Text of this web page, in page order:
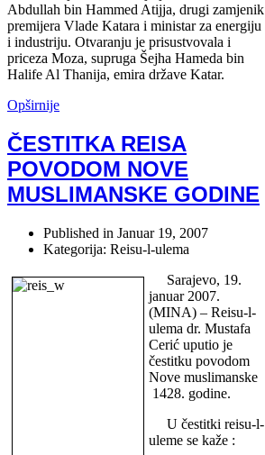
Abdullah bin Hammed Atijja, drugi zamjenik
premijera Vlade Katara i ministar za energiju
i industriju. Otvaranju je prisustvovala i
priceza Moza, supruga Šejha Hameda bin
Halife Al Thanija, emira države Katar.
Opširnije
ČESTITKA REISA
POVODOM NOVE
MUSLIMANSKE GODINE
Published in Januar 19, 2007
Kategorija: Reisu-l-ulema
Sarajevo, 19.
januar 2007.
(MINA) – Reisu-l-
ulema dr. Mustafa
Cerić uputio je
čestitku povodom
Nove muslimanske
1428. godine.
U čestitki reisu-l-
uleme se kaže :